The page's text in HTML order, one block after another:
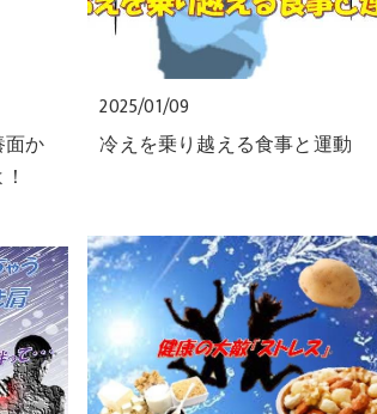
か
2025/01/09
冷えを乗り越える食事と運動